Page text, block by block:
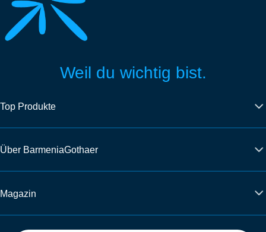
Weil du wichtig bist.
Top Produkte
Über BarmeniaGothaer
Magazin